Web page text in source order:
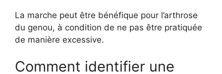
La marche peut être bénéfique pour l’arthrose
du genou, à condition de ne pas être pratiquée
de manière excessive.
Comment identifier une